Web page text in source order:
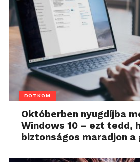
DOTKOM
Októberben nyugdíjba
Windows 10 – ezt tedd,
biztonságos maradjon a